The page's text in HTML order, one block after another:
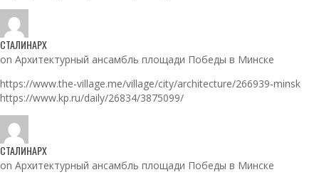
СТАЛИНАРХ
on Архитектурный ансамбль площади Победы в Минске
https://www.the-village.me/village/city/architecture/266939-minsk
https://www.kp.ru/daily/26834/3875099/
СТАЛИНАРХ
on Архитектурный ансамбль площади Победы в Минске